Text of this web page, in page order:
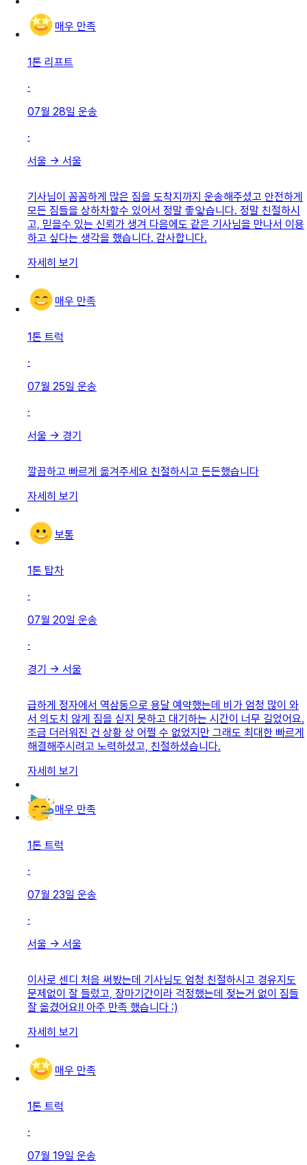
매우 만족
1톤 리프트
·
07월 28일 운송
·
서울 → 서울
기사님이 꼼꼼하게 많은 짐을 도착지까지 운송해주셨고 안전하게
모든 짐들을 상하차할수 있어서 정말 좋앟습니다. 정말 친절하시
고, 믿을수 있는 신뢰가 생겨 다음에도 같은 기사님을 만나서 이용
하고 싶다는 생각을 했습니다. 감사합니다.
자세히 보기
매우 만족
1톤 트럭
·
07월 25일 운송
·
서울 → 경기
깔끔하고 빠르게 옮겨주세요 친절하시고 든든했습니다
자세히 보기
보통
1톤 탑차
·
07월 20일 운송
·
경기 → 서울
급하게 정자에서 역삼동으로 용달 예약했는데 비가 엄청 많이 와
서 의도치 않게 짐을 싣지 못하고 대기하는 시간이 너무 길었어요.
조금 더러워진 건 상황 상 어쩔 수 없었지만 그래도 최대한 빠르게
해결해주시려고 노력하셨고, 친절하셨습니다.
자세히 보기
매우 만족
1톤 트럭
·
07월 23일 운송
·
서울 → 서울
이사로 센디 처음 써봤는데 기사님도 엄청 친절하시고 경유지도
문제없이 잘 들렀고, 장마기간이라 걱정했는데 젖는거 없이 짐들
잘 옮겼어요!! 아주 만족 했습니다 :)
자세히 보기
매우 만족
1톤 트럭
·
07월 19일 운송